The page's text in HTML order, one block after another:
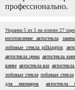
профессионально.
Украина 5 из 5 на основе 27
изготовление автостекла
лобовые стекла pilkington
автостекла цены автостекла
киеве автостекла ваз
лобовые стекла лобовые стекла
для иномарок
автостекла